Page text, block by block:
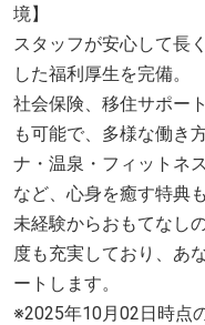
境】
スタッフが安心して長
した福利厚生を完備。
社会保険、移住サポー
も可能で、多様な働き
ナ・温泉・フィットネ
など、心身を癒す特典も
未経験からおもてなし
度も充実しており、あ
ートします。
※2025年10月02日時点